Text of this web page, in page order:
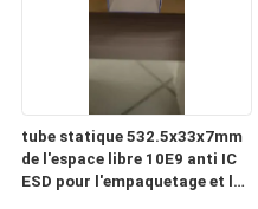
tube statique 532.5x33x7mm
de l'espace libre 10E9 anti IC
ESD pour l'empaquetage et le